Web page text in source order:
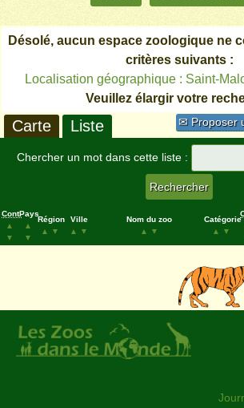
Désolé, aucun espace zoologique ne
critères suivants :
Localisation géographique : Saint-
Veuillez élargir votre
✉ Proposer
Carte Liste
Chercher un mot dans cette liste :
Cont.
▲
▼
Pays
▲
▼
Région
▲
▼
Ville
▲
▼
Nom du zoo
▲
▼
Catégorie
▲
▼